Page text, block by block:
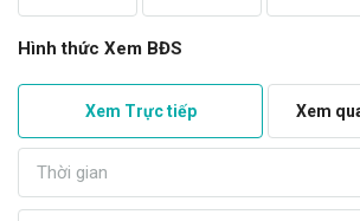
Hình thức Xem BĐS
Xem Trực tiếp Xem
Thời gian